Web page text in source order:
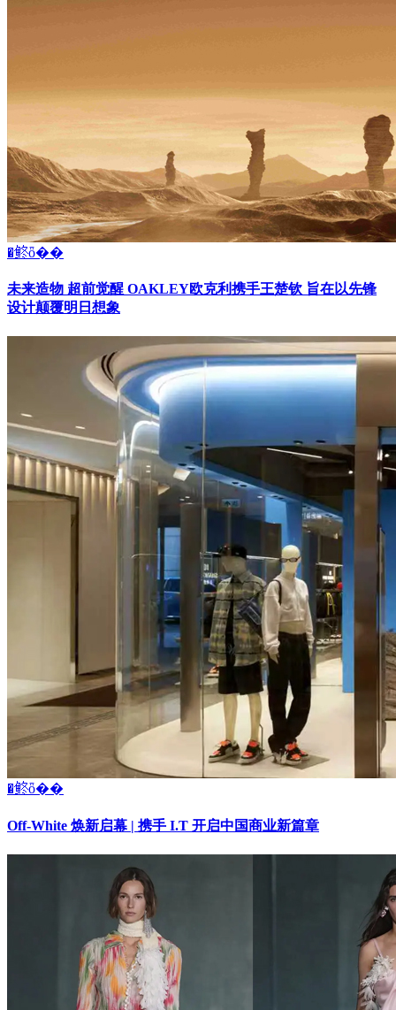
�鿴ȫ��
未来造物 超前觉醒 OAKLEY欧克利携手王楚钦 旨在以先锋
设计颠覆明日想象
�鿴ȫ��
Off-White 焕新启幕 | 携手 I.T 开启中国商业新篇章